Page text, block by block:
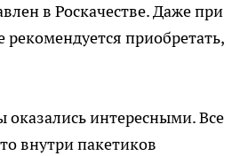
в Роскачестве. Даже при
приобретать,
оказались интересными. Все
внутри пакетиков